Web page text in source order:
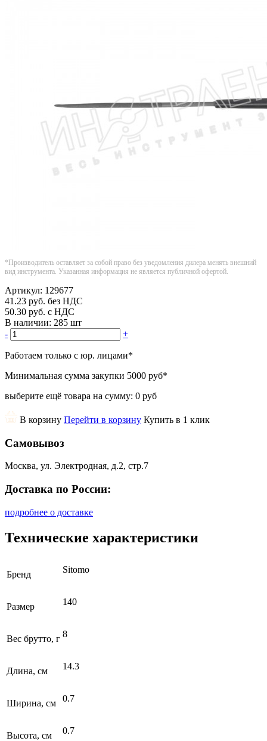
*Производитель оставляет за собой право без уведомления дилера менять внешний
вид инструмента. Указанная информация не является публичной офертой.
Артикул: 129677
41.23 руб. без НДС
50.30 руб. с НДС
В наличии: 285 шт
-
+
Работаем только с юр. лицами*
Минимальная сумма закупки 5000 руб*
выберите ещё товара на сумму: 0 руб
В корзину Перейти в корзину Купить в 1 клик
Самовывоз
Москва, ул. Электродная, д.2, стр.7
Доставка по России:
подробнее о доставке
Технические характеристики
Бренд Sitomo
Размер 140
Вес брутто, г 8
Длина, см 14.3
Ширина, см 0.7
Высота, см 0.7